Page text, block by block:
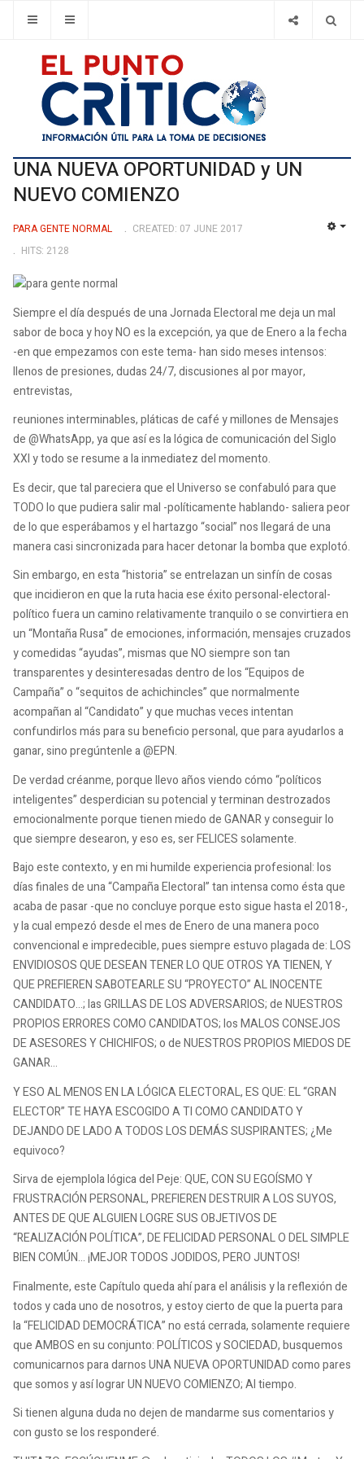
UNA NUEVA OPORTUNIDAD y UN
NUEVO COMIENZO
PARA GENTE NORMAL
CREATED: 07 JUNE 2017
HITS: 2128
Siempre el día después de una Jornada Electoral me deja un mal
sabor de boca y hoy NO es la excepción, ya que de Enero a la fecha
-en que empezamos con este tema- han sido meses intensos:
llenos de presiones, dudas 24/7, discusiones al por mayor,
entrevistas,
reuniones interminables, pláticas de café y millones de Mensajes
de @WhatsApp, ya que así es la lógica de comunicación del Siglo
XXI y todo se resume a la inmediatez del momento.
Es decir, que tal pareciera que el Universo se confabuló para que
TODO lo que pudiera salir mal -políticamente hablando- saliera peor
de lo que esperábamos y el hartazgo “social” nos llegará de una
manera casi sincronizada para hacer detonar la bomba que explotó.
Sin embargo, en esta “historia” se entrelazan un sinfín de cosas
que incidieron en que la ruta hacia ese éxito personal-electoral-
político fuera un camino relativamente tranquilo o se convirtiera en
un “Montaña Rusa” de emociones, información, mensajes cruzados
y comedidas “ayudas”, mismas que NO siempre son tan
transparentes y desinteresadas dentro de los “Equipos de
Campaña” o “sequitos de achichincles” que normalmente
acompañan al “Candidato” y que muchas veces intentan
confundirlos más para su beneficio personal, que para ayudarlos a
ganar, sino pregúntenle a @EPN.
De verdad créanme, porque llevo años viendo cómo “políticos
inteligentes” desperdician su potencial y terminan destrozados
emocionalmente porque tienen miedo de GANAR y conseguir lo
que siempre desearon, y eso es, ser FELICES solamente.
Bajo este contexto, y en mi humilde experiencia profesional: los
días finales de una “Campaña Electoral” tan intensa como ésta que
acaba de pasar -que no concluye porque esto sigue hasta el 2018-,
y la cual empezó desde el mes de Enero de una manera poco
convencional e impredecible, pues siempre estuvo plagada de: LOS
ENVIDIOSOS QUE DESEAN TENER LO QUE OTROS YA TIENEN, Y
QUE PREFIEREN SABOTEARLE SU “PROYECTO” AL INOCENTE
CANDIDATO…; las GRILLAS DE LOS ADVERSARIOS; de NUESTROS
PROPIOS ERRORES COMO CANDIDATOS; los MALOS CONSEJOS
DE ASESORES Y CHICHIFOS; o de NUESTROS PROPIOS MIEDOS DE
GANAR…
Y ESO AL MENOS EN LA LÓGICA ELECTORAL, ES QUE: EL “GRAN
ELECTOR” TE HAYA ESCOGIDO A TI COMO CANDIDATO Y
DEJANDO DE LADO A TODOS LOS DEMÁS SUSPIRANTES; ¿Me
equivoco?
Sirva de ejemplola lógica del Peje: QUE, CON SU EGOÍSMO Y
FRUSTRACIÓN PERSONAL, PREFIEREN DESTRUIR A LOS SUYOS,
ANTES DE QUE ALGUIEN LOGRE SUS OBJETIVOS DE
“REALIZACIÓN POLÍTICA”, DE FELICIDAD PERSONAL O DEL SIMPLE
BIEN COMÚN… ¡MEJOR TODOS JODIDOS, PERO JUNTOS!
Finalmente, este Capítulo queda ahí para el análisis y la reflexión de
todos y cada uno de nosotros, y estoy cierto de que la puerta para
la “FELICIDAD DEMOCRÁTICA” no está cerrada, solamente requiere
que AMBOS en su conjunto: POLÍTICOS y SOCIEDAD, busquemos
comunicarnos para darnos UNA NUEVA OPORTUNIDAD como pares
que somos y así lograr UN NUEVO COMIENZO; Al tiempo.
Si tienen alguna duda no dejen de mandarme sus comentarios y
con gusto se los responderé.